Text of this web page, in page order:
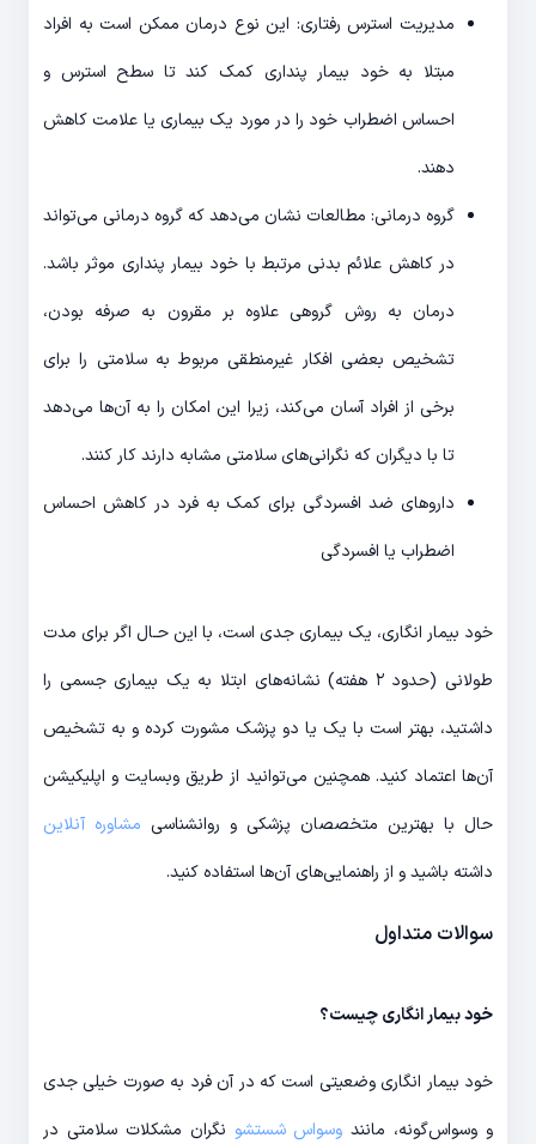
مدیریت استرس رفتاری: این نوع درمان ممکن است به افراد
مبتلا به خود بیمار پنداری کمک کند تا سطح استرس و
احساس اضطراب خود را در مورد یک بیماری یا علامت کاهش
دهند.
گروه درمانی: مطالعات نشان می‌دهد که گروه درمانی می‌تواند
در کاهش علائم بدنی مرتبط با خود بیمار پنداری موثر باشد.
درمان به روش گروهی علاوه بر مقرون به صرفه بودن،
تشخیص بعضی افکار غیرمنطقی مربوط به سلامتی را برای
برخی از افراد آسان می‌کند، زیرا این امکان را به آن‌ها می‎‌دهد
تا با دیگران که نگرانی‌های سلامتی مشابه دارند کار کنند.
داروهای ضد افسردگی برای کمک به فرد در کاهش احساس
اضطراب یا افسردگی
خود بیمار انگاری، یک بیماری جدی است، با این حـال اگر برای مدت
طولانی (حدود ۲ هفته) نشانه‌های ابتلا به یک بیماری جسمی را
داشتید، بهتر است با یک یا دو پزشک مشورت کرده و به تشخیص
آن‌ها اعتماد کنید. همچنین می‌توانید از طریق وبسایت و اپلیکیشن
حال با بهترین متخصصان پزشکی و روانشناسی مشاوره آنلاین
داشته باشید و از راهنمایی‌های آن‌ها استفاده کنید.
سوالات متداول
خود بیمار انگاری چیست؟
خود بیمار انگاری وضعیتی است که در آن فرد به صورت خیلی جدی
و وسواس‌گونه، مانند وسواس شستشو نگران مشکلات سلامتی در